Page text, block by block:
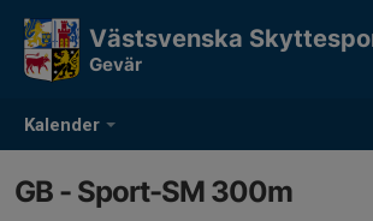
Kalender
Gevär
GB - Sport-SM 300m